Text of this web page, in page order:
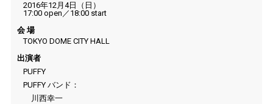
2016年12月4日（日）
17:00 open／18:00 start
会 場
TOKYO DOME CITY HALL
出演者
PUFFY
PUFFY バンド：
川西幸一